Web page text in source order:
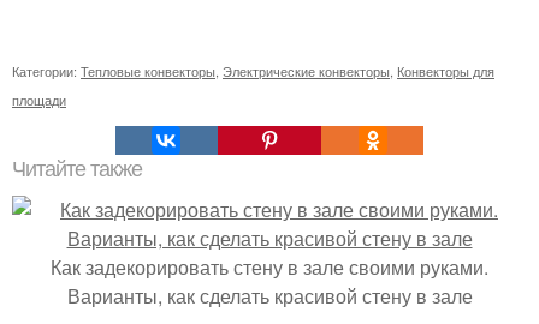
Категории: Тепловые конвекторы Электрические конвекторы Конвекторы для
площади
Читайте также
Как задекорировать стену в зале своими руками.
Варианты, как сделать красивой стену в зале